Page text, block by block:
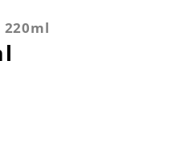
220ml